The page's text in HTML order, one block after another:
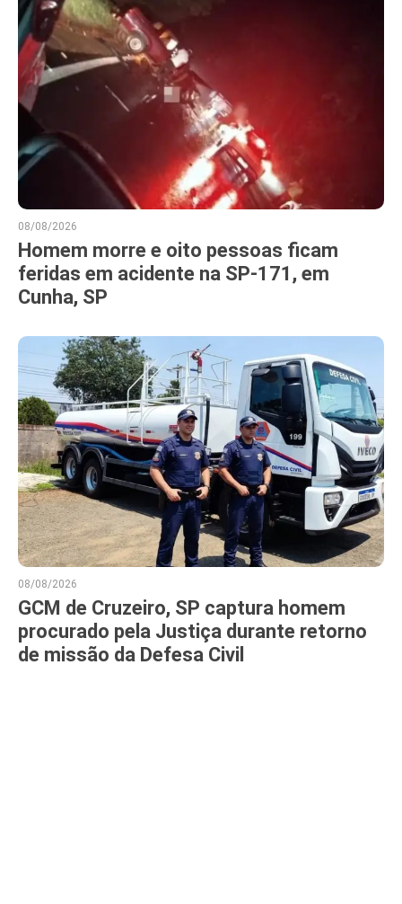
08/08/2026
Homem morre e oito pessoas ficam
feridas em acidente na SP-171, em
Cunha, SP
08/08/2026
GCM de Cruzeiro, SP captura homem
procurado pela Justiça durante retorno
de missão da Defesa Civil